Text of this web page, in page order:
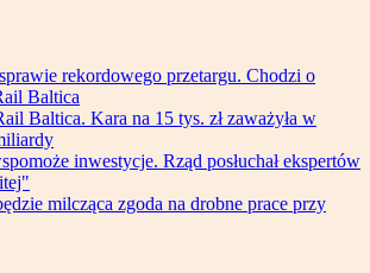
rekordowego przetargu. Chodzi o
Baltica
Baltica. Kara na 15 tys. zł zaważyła w
inwestycje. Rząd posłuchał ekspertów
milcząca zgoda na drobne prace przy